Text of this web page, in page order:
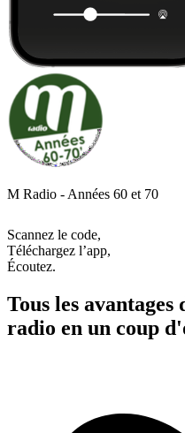
M Radio - Années 60 et 70
Scannez le code,
Téléchargez l’app,
Écoutez.
Tous les
radio en un coup